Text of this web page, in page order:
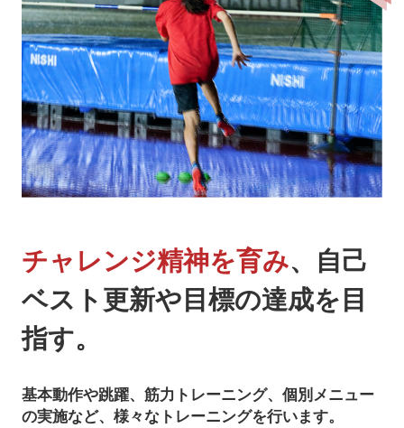
チャレンジ精神を育み、
自己
ベスト更新や目標の達成を目
指す。
基本動作や跳躍、筋力トレーニング、個別メニュー
の実施など、様々なトレーニングを行います。